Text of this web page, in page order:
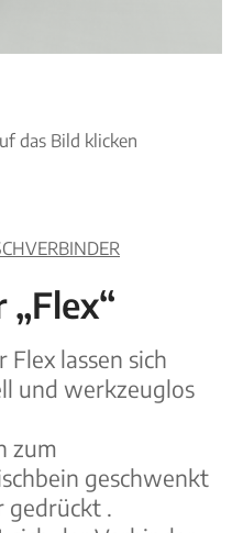
das Bild klicken
lassen sich
und werkzeuglos
zum
geschwenkt
gedrückt .